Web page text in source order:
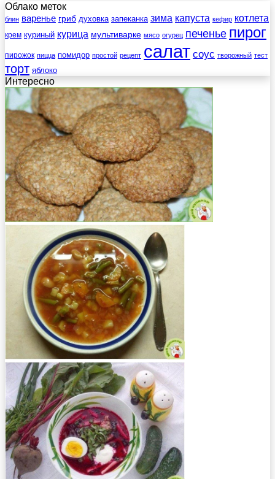
Облако меток
блин варенье гриб духовка запеканка зима капуста кефир котлета
крем куриный курица мультиварке мясо огурец печенье пирог
пирожок пицца помидор простой рецепт салат соус творожный тест
торт яблоко
Интересно